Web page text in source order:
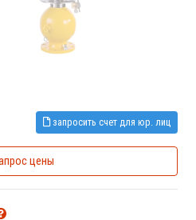
запросить счет для юр. лиц
цены